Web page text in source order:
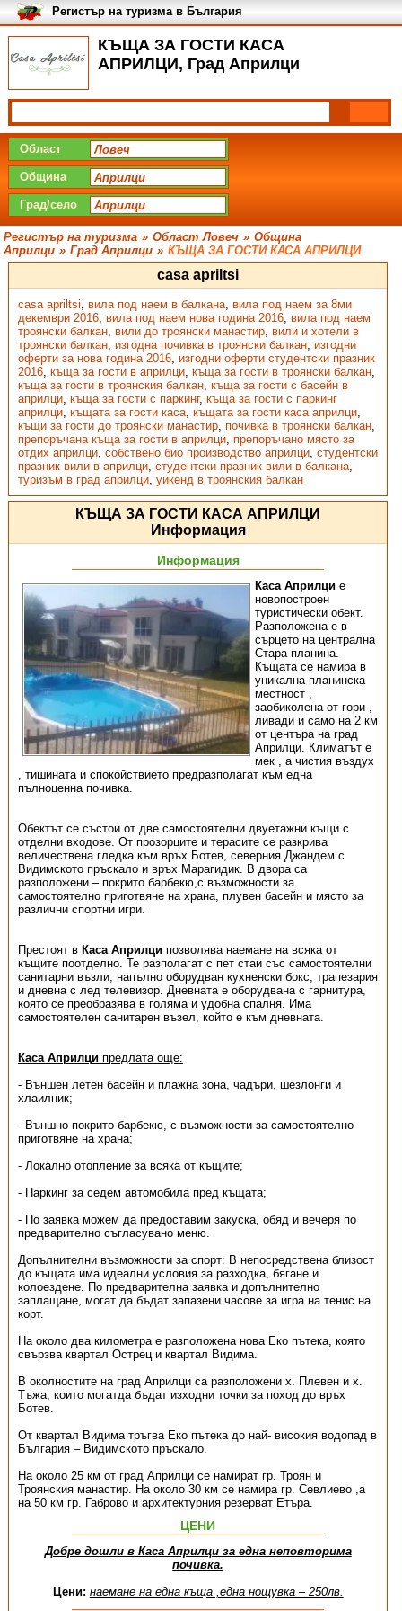
КЪЩА ЗА ГОСТИ КАСА
АПРИЛЦИ, Град Априлци
Регистър на туризма в България
Област
Община
Град/село
Регистър на туризма » Област Ловеч » Община
Априлци » Град Априлци » КЪЩА ЗА ГОСТИ КАСА АПРИЛЦИ
casa apriltsi
casa apriltsi, вила под наем в балкана, вила под наем за 8ми
декември 2016, вила под наем нова година 2016, вила под наем
троянски балкан, вили до троянски манастир, вили и хотели в
троянски балкан, изгодна почивка в троянски балкан, изгодни
оферти за нова година 2016, изгодни оферти студентски празник
2016, къща за гости в априлци, къща за гости в троянски балкан,
къща за гости в троянския балкан, къща за гости с басейн в
априлци, къща за гости с паркинг, къща за гости с паркинг
априлци, къщата за гости каса, къщата за гости каса априлци,
къщи за гости до троянски манастир, почивка в троянски балкан,
препоръчана къща за гости в априлци, препоръчано място за
отдих априлци, собствено био производство априлци, студентски
празник вили в априлци, студентски празник вили в балкана,
туризъм в град априлци, уикенд в троянския балкан
КЪЩА ЗА ГОСТИ КАСА АПРИЛЦИ
Информация
Информация
Каса Априлцие
новопостроен
туристически обект.
Разположена е в
сърцето на централна
Стара планина.
Къщата се намира в
уникална планинска
местност ,
заобиколена от гори ,
ливади и само на 2 км
от центъра на град
Априлци. Климатът е
мек , а чистия въздух
, тишината и спокойствието предразполагат към една
пълноценна почивка.
Обектът се състои от две самостоятелни двуетажни къщи с
отделни входове. От прозорците и терасите се разкрива
величествена гледка към връх Ботев, северния Джандем с
Видимското пръскало и връх Марагидик. В двора са
разположени – покрито барбекю,с възможности за
самостоятелно приготвяне на храна, плувен басейн и място за
различни спортни игри.
Престоят в Каса Априлципозволява наемане на всяка от
къщите поотделно. Те разполагат с пет стаи със самостоятелни
санитарни възли, напълно оборудван кухненски бокс, трапезария
и дневна с лед телевизор. Дневната е оборудвана с гарнитура,
която се преобразява в голяма и удобна спалня. Има
самостоятелен санитарен възел, който е към дневната.
Каса Априлципредлата още:
- Външен летен басейн и плажна зона, чадъри, шезлонги и
хлаилник;
- Външно покрито барбекю, с възможности за самостоятелно
приготвяне на храна;
- Локално отопление за всяка от къщите;
- Паркинг за седем автомобила пред къщата;
- По заявка можем да предоставим закуска, обяд и вечеря по
предварително съгласувано меню.
Допълнителни възможности за спорт: В непосредствена близост
до къщата има идеални условия за разходка, бягане и
колоездене. По предварителна заявка и допълнително
заплащане, могат да бъдат запазени часове за игра на тенис на
корт.
На около два километра е разположена нова Еко пътека, която
свързва квартал Острец и квартал Видима.
В околностите на град Априлци са разположени х. Плевен и х.
Тъжа, които могатда бъдат изходни точки за поход до връх
Ботев.
От квартал Видима тръгва Еко пътека до най- високия водопад в
България – Видимското пръскало.
На около 25 км от град Априлци се намират гр. Троян и
Троянския манастир. На около 30 км се намира гр. Севлиево ,а
на 50 км гр. Габрово и архитектурния резерват Етъра.
ЦЕНИ
Добре дошли в Каса Априлци за една неповторима
почивка.
Цени: наемане на една къща ,една нощувка – 250лв.